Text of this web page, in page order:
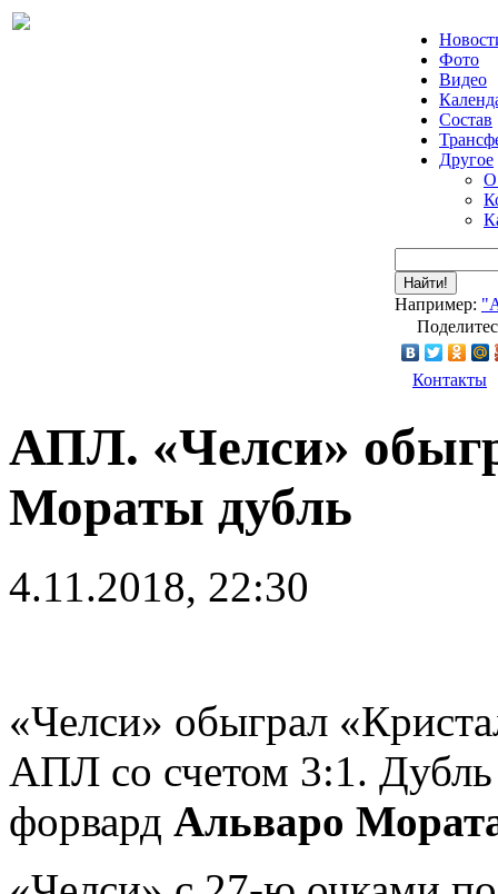
Фото
Видео
Состав
Другое
О
Найти!
Например:
Контакты
АПЛ. «Челси»
Мораты дубль
4.11.2018, 22:30
«Челси» обыграл
АПЛ со счетом 3:1. Дубль
форвард Альваро